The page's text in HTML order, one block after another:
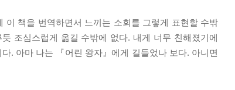
이 책을 번역하면서 느끼는 소회를 그렇게 표현할 수밖
조심스럽게 옮길 수밖에 없다. 내게 너무 친해졌기에
. 아마 나는 『어린 왕자』에게 길들었나 보다. 아니면